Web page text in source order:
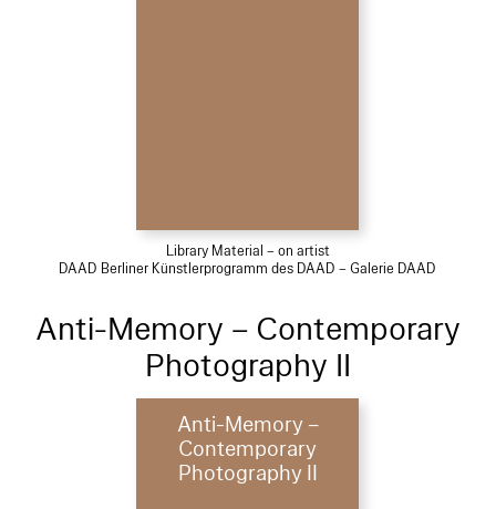
Library Material – on artist
DAAD Berliner Künstlerprogramm des DAAD – Galerie DAAD
Anti-Memory – Contemporary
Photography II
Anti-Memory –
Contemporary
Photography II